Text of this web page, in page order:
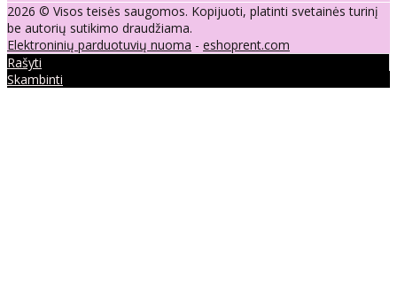
2026 © Visos teisės saugomos. Kopijuoti, platinti svetainės turinį
be autorių sutikimo draudžiama.
Elektroninių parduotuvių nuoma - eshoprent.com
Rašyti
Skambinti